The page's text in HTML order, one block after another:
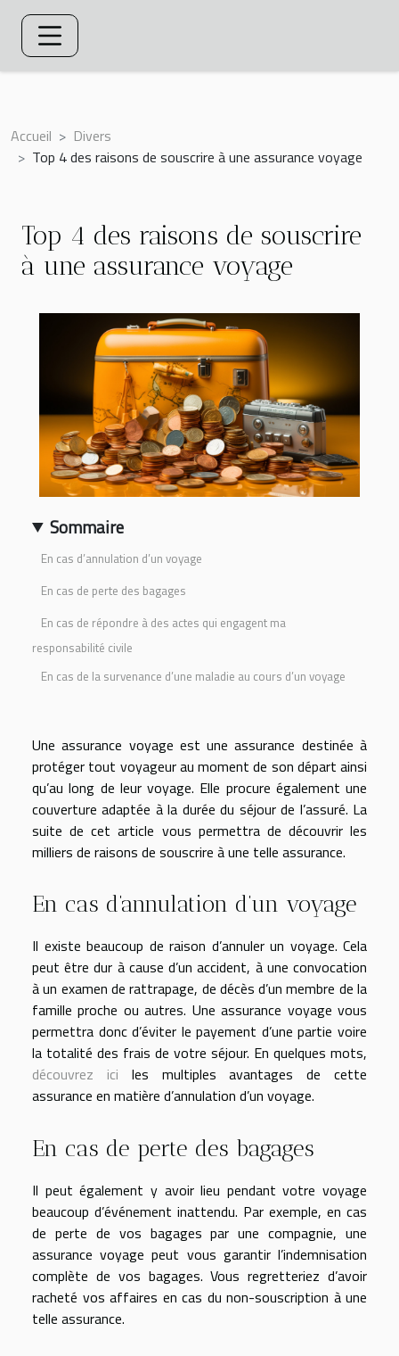
Accueil
Divers
Top 4 des raisons de souscrire à une assurance voyage
Top 4 des raisons de souscrire
à une assurance voyage
Sommaire
En cas d’annulation d’un voyage
En cas de perte des bagages
En cas de répondre à des actes qui engagent ma
responsabilité civile
En cas de la survenance d’une maladie au cours d’un voyage
Une assurance voyage est une assurance destinée à
protéger tout voyageur au moment de son départ ainsi
qu’au long de leur voyage. Elle procure également une
couverture adaptée à la durée du séjour de l’assuré. La
suite de cet article vous permettra de découvrir les
milliers de raisons de souscrire à une telle assurance.
En cas d’annulation d’un voyage
Il existe beaucoup de raison d’annuler un voyage. Cela
peut être dur à cause d’un accident, à une convocation
à un examen de rattrapage, de décès d’un membre de la
famille proche ou autres. Une assurance voyage vous
permettra donc d’éviter le payement d’une partie voire
la totalité des frais de votre séjour. En quelques mots,
découvrez ici les multiples avantages de cette
assurance en matière d’annulation d’un voyage.
En cas de perte des bagages
Il peut également y avoir lieu pendant votre voyage
beaucoup d’événement inattendu. Par exemple, en cas
de perte de vos bagages par une compagnie, une
assurance voyage peut vous garantir l’indemnisation
complète de vos bagages. Vous regretteriez d’avoir
racheté vos affaires en cas du non-souscription à une
telle assurance.